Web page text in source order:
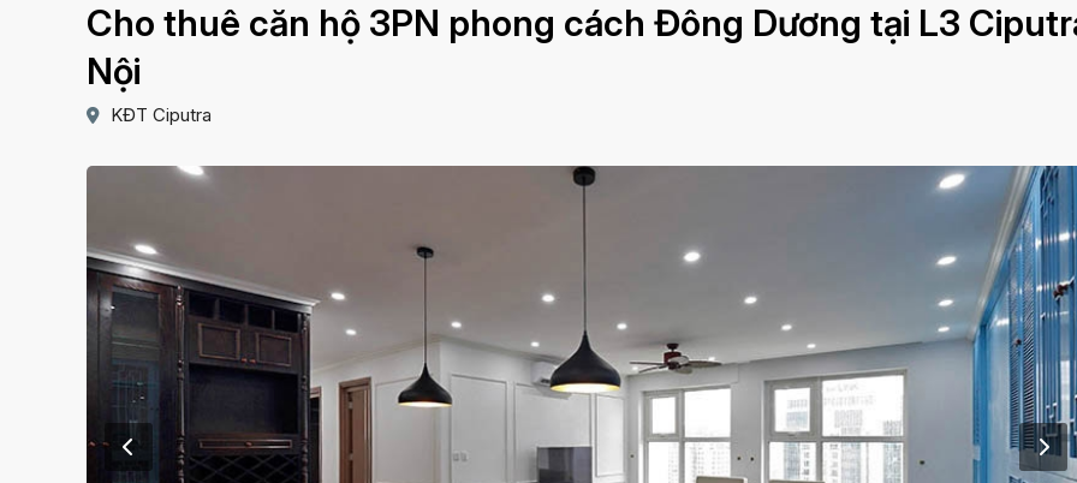
Cho thuê căn hộ 3PN phong cách Đông Dương tại L3
Nội
KĐT Ciputra